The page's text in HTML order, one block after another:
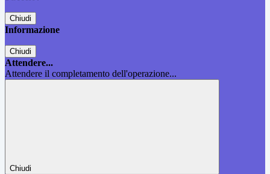
Chiudi
Informazione
Chiudi
Attendere...
Attendere il completamento dell'operazione...
Chiudi